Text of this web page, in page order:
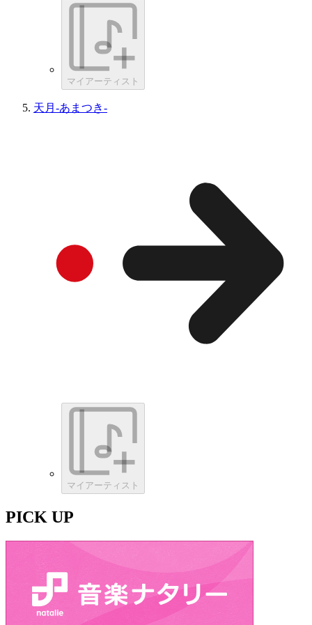
マイアーティスト
天月-あまつき-
マイアーティスト
PICK UP